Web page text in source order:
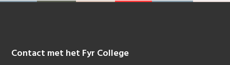
Footer
Contact met het Fyr College